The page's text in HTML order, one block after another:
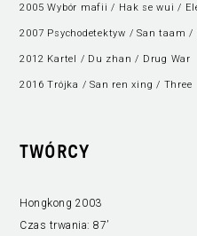
TWÓRCY
Hongkong 2003
Czas trwania: 87’
2005 Wybór mafii / Hak se wui /
2007 Psychodetektyw / San taam /
2012 Kartel / Du zhan / Drug War
2016 Trójka / San ren xing / Three